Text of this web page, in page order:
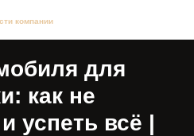
компании
для
как не
успеть всё |